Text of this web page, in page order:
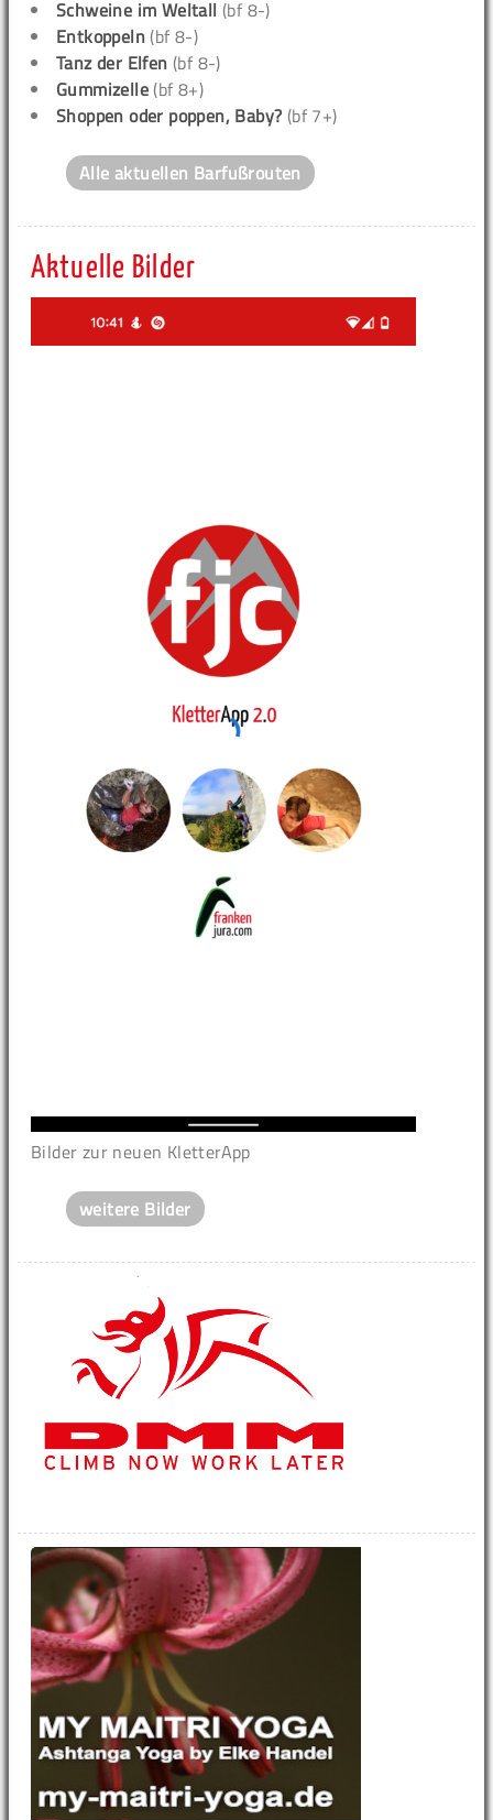
Schweine im Weltall (bf 8-)
Entkoppeln (bf 8-)
Tanz der Elfen (bf 8-)
Gummizelle (bf 8+)
Shoppen oder poppen, Baby? (bf 7+)
Alle aktuellen Barfußrouten
Aktuelle Bilder
Bilder zur neuen KletterApp
weitere Bilder